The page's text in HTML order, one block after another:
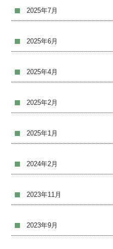
2025年7月
2025年6月
2025年4月
2025年2月
2025年1月
2024年2月
2023年11月
2023年9月